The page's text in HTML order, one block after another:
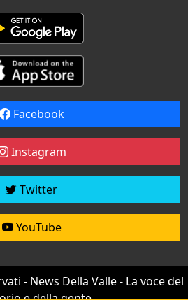
Facebook
Instagram
Twitter
YouTube
- News Della Valle - La voce del